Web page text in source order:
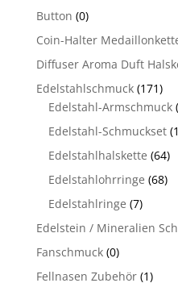
Button (0)
Coin-Halter
Diffuser Aroma Duft
Edelstahlschmuck (171)
Edelstahl-Armschmuck
Edelstahl-Schmuckset
Edelstahlhalskette (64)
Edelstahlohrringe (68)
Edelstahlringe (7)
Edelstein / Mineralien
Fanschmuck (0)
Fellnasen Zubehör (1)